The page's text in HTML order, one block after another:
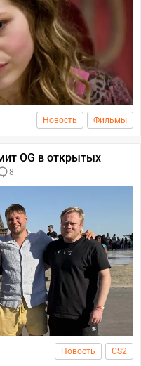
Новость Фильмы
OG в открытых
8
Новость CS2